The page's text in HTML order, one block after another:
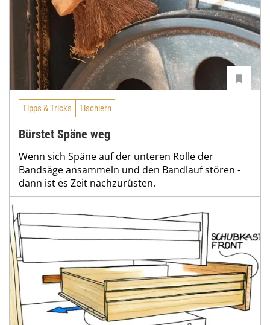
Tipps & Tricks Tischlern
Bürstet Späne weg
Wenn sich Späne auf der unteren Rolle der
Bandsäge ansammeln und den Bandlauf stören -
dann ist es Zeit nachzurüsten.